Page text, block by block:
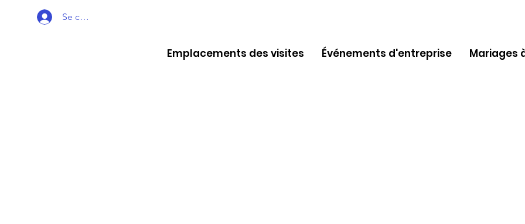
Se connecter
Emplacements des visites Événements d'entreprise Mariages